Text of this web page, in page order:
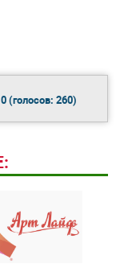
0(голосов: 260)